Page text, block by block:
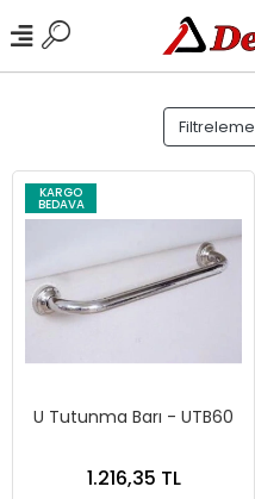
Filtreleme
KARGO
BEDAVA
U Tutunma Barı - UTB60
1.216,35 TL